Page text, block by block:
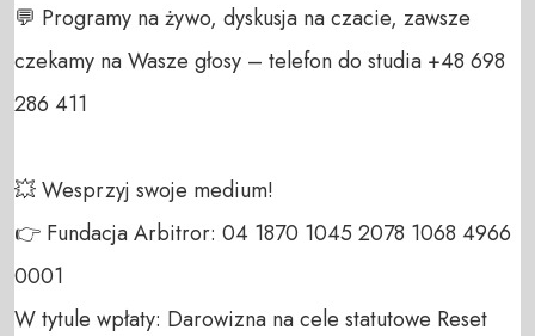
💬 Programy na żywo, dyskusja na czacie, zawsze
czekamy na Wasze głosy – telefon do studia +48 698
286 411
💥 Wesprzyj swoje medium!
👉 Fundacja Arbitror: 04 1870 1045 2078 1068 4966
0001
W tytule wpłaty: Darowizna na cele statutowe Reset